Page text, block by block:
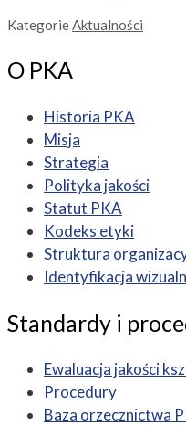
KategorieAktualności
O PKA
Historia PKA
Misja
Strategia
Polityka jakości
Statut PKA
Kodeks etyki
Struktura
Identyfikacja
Standardy i
Ewaluacja jakości
Procedury
Baza orzecznictwa